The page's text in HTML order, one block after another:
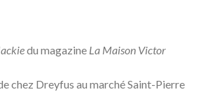
du magazine La Maison Victor
chez Dreyfus au marché Saint-Pierre